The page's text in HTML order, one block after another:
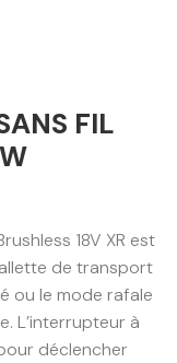
FIL
18V XR est
de transport
ou le mode rafale
L’interrupteur à
déclencher